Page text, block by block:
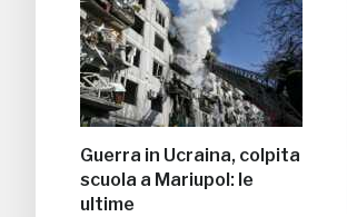
Guerra in Ucraina, colpita
scuola a Mariupol: le
ultime